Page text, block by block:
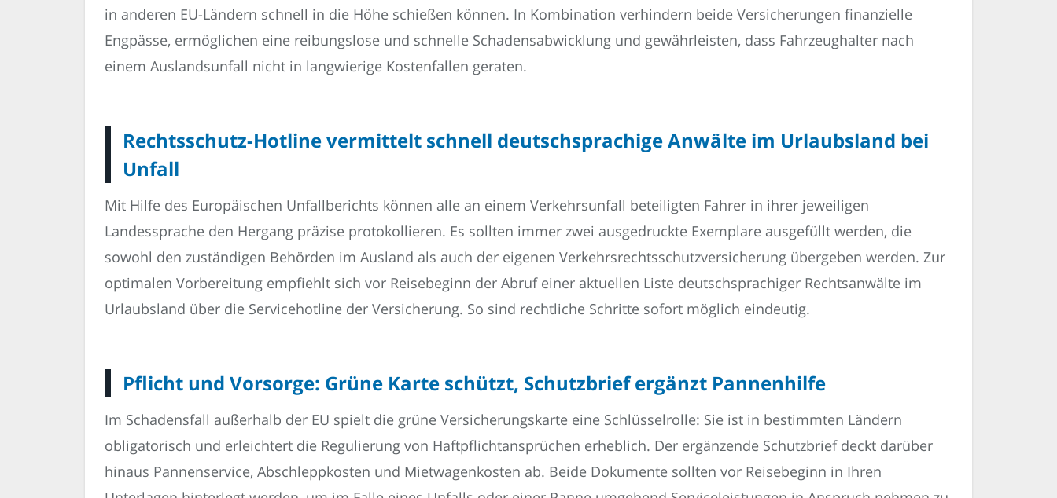
in anderen EU-Ländern schnell in die Höhe schießen können. In Kombination verhindern beide Versicherungen finanzielle
Engpässe, ermöglichen eine reibungslose und schnelle Schadensabwicklung und gewährleisten, dass Fahrzeughalter nach
einem Auslandsunfall nicht in langwierige Kostenfallen geraten.
Rechtsschutz-Hotline vermittelt schnell deutschsprachige Anwälte im Urlaubsland bei
Unfall
Mit Hilfe des Europäischen Unfallberichts können alle an einem Verkehrsunfall beteiligten Fahrer in ihrer jeweiligen
Landessprache den Hergang präzise protokollieren. Es sollten immer zwei ausgedruckte Exemplare ausgefüllt werden, die
sowohl den zuständigen Behörden im Ausland als auch der eigenen Verkehrsrechtsschutzversicherung übergeben werden. Zur
optimalen Vorbereitung empfiehlt sich vor Reisebeginn der Abruf einer aktuellen Liste deutschsprachiger Rechtsanwälte im
Urlaubsland über die Servicehotline der Versicherung. So sind rechtliche Schritte sofort möglich eindeutig.
Pflicht und Vorsorge: Grüne Karte schützt, Schutzbrief ergänzt Pannenhilfe
Im Schadensfall außerhalb der EU spielt die grüne Versicherungskarte eine Schlüsselrolle: Sie ist in bestimmten Ländern
obligatorisch und erleichtert die Regulierung von Haftpflichtansprüchen erheblich. Der ergänzende Schutzbrief deckt darüber
hinaus Pannenservice, Abschleppkosten und Mietwagenkosten ab. Beide Dokumente sollten vor Reisebeginn in Ihren